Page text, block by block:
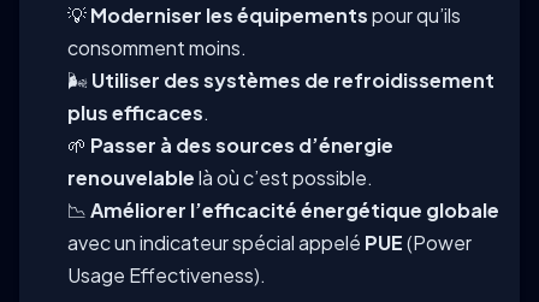
💡Moderniser les équipementspour qu’ils
consomment moins.
🌬️Utiliser des systèmes de refroidissement
plus efficaces.
🌱 Passer à des sources d’énergie
renouvelablelà où c’est possible.
📉Améliorer l’efficacité énergétique globale
avec un indicateur spécial appelé PUE(Power
Usage Effectiveness).